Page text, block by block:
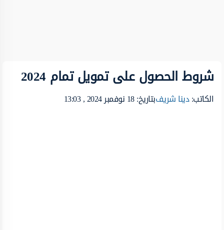
شروط الحصول على تمويل تمام 2024
الكاتب:دينا شريفبتاريخ: 18 نوفمبر 2024 , 13:03